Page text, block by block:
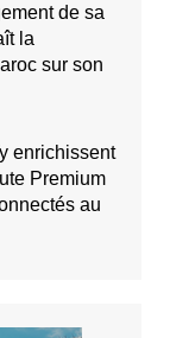
de sa
la
sur son
enrichissent
Premium
au